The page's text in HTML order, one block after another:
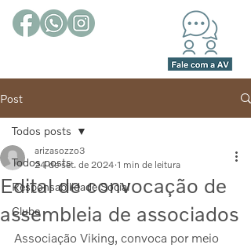
Post
Todos posts
Responsabilidade Social
Clube
Todos posts
Edital de convocação de
assembleia de associados
arizasozzo3
24 de set. de 2024 1 min de leitura
Associação Viking, convoca por meio